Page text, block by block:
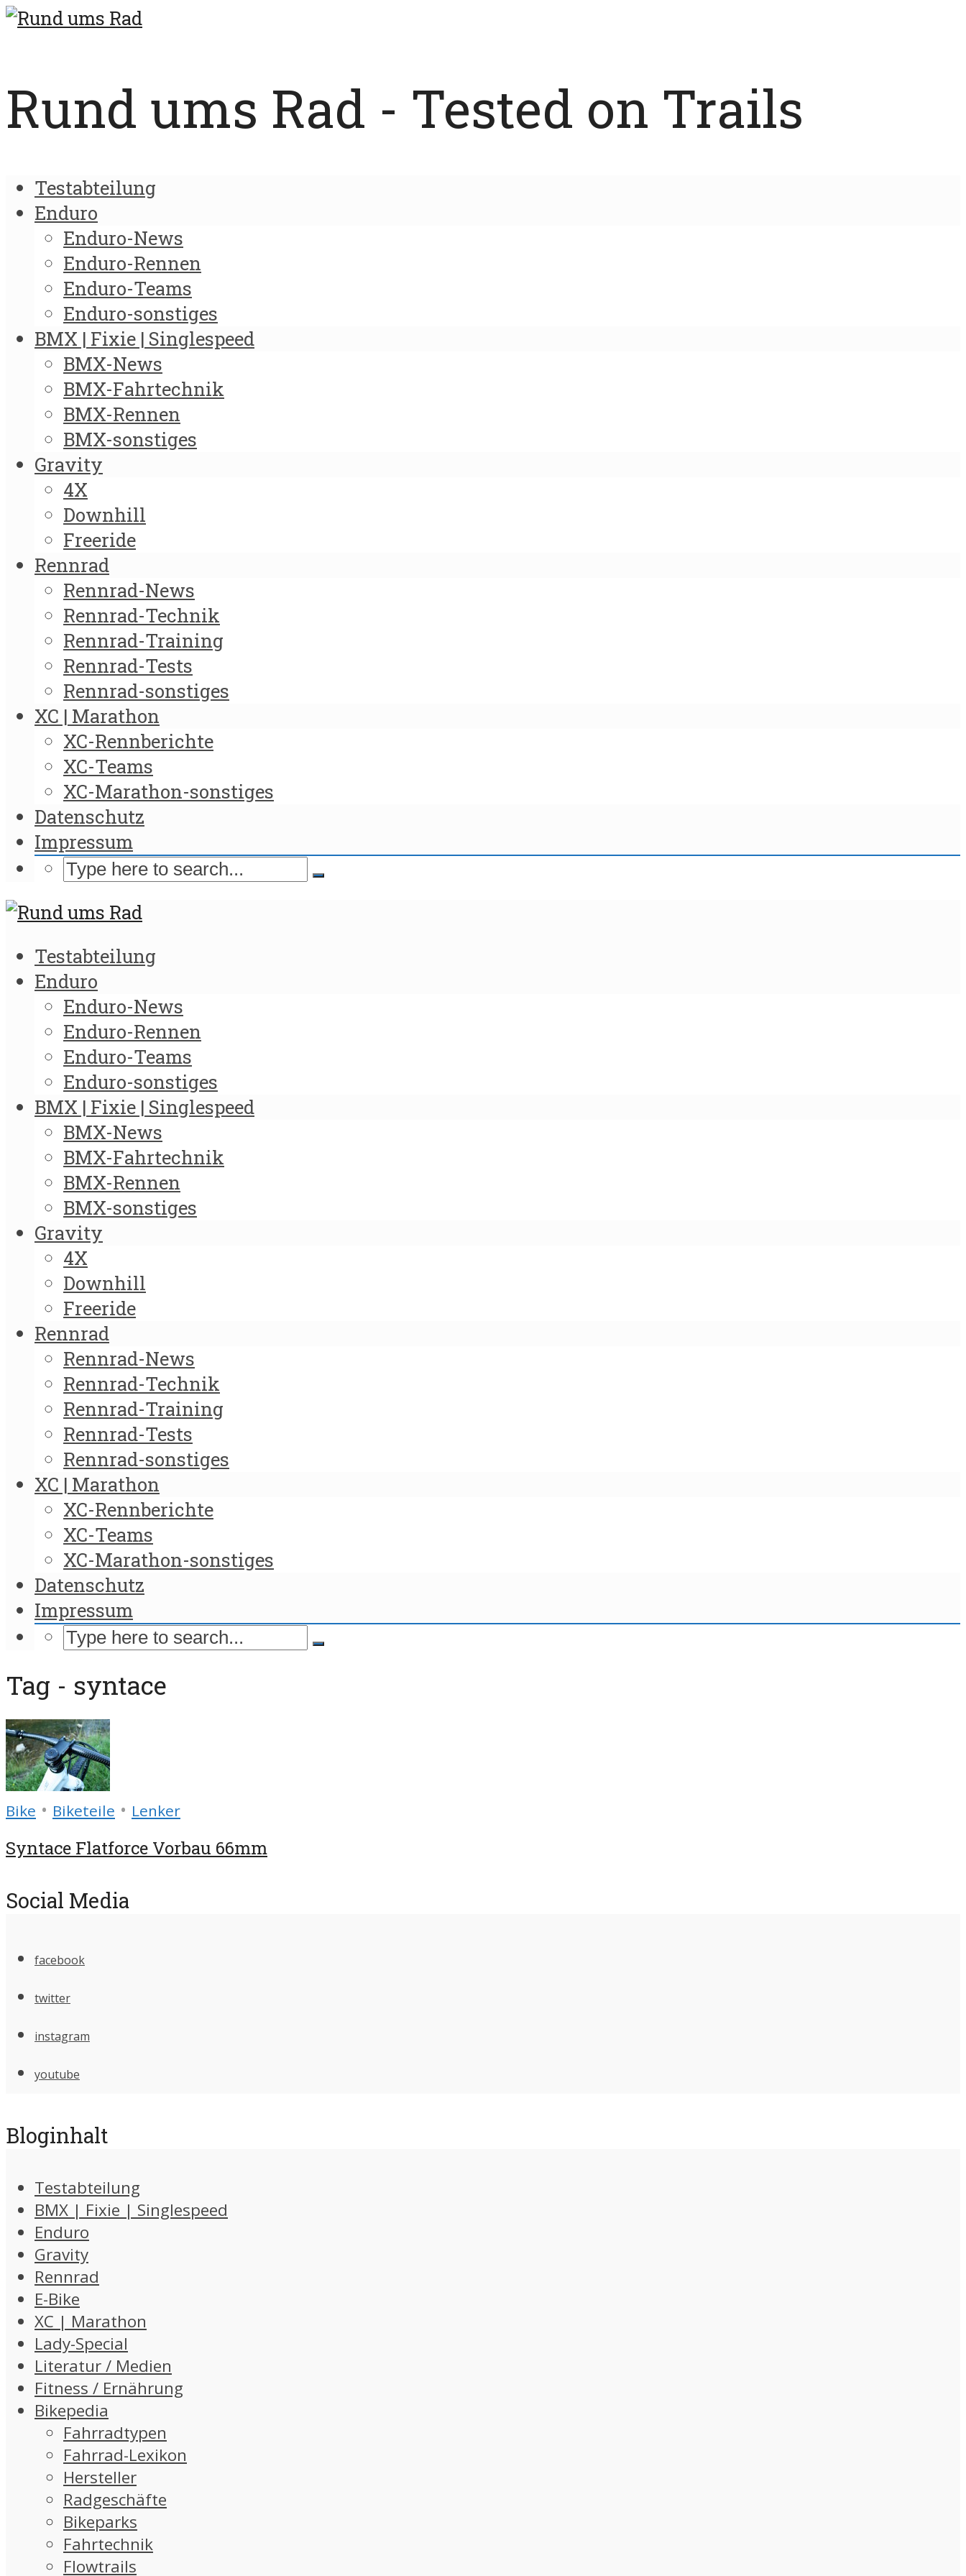
Rund ums Rad - Tested on Trails
Testabteilung
Enduro
Enduro-News
Enduro-Rennen
Enduro-Teams
Enduro-sonstiges
BMX | Fixie | Singlespeed
BMX-News
BMX-Fahrtechnik
BMX-Rennen
BMX-sonstiges
Gravity
4X
Downhill
Freeride
Rennrad
Rennrad-News
Rennrad-Technik
Rennrad-Training
Rennrad-Tests
Rennrad-sonstiges
XC | Marathon
XC-Rennberichte
XC-Teams
XC-Marathon-sonstiges
Datenschutz
Impressum
Testabteilung
Enduro
Enduro-News
Enduro-Rennen
Enduro-Teams
Enduro-sonstiges
BMX | Fixie | Singlespeed
BMX-News
BMX-Fahrtechnik
BMX-Rennen
BMX-sonstiges
Gravity
4X
Downhill
Freeride
Rennrad
Rennrad-News
Rennrad-Technik
Rennrad-Training
Rennrad-Tests
Rennrad-sonstiges
XC | Marathon
XC-Rennberichte
XC-Teams
XC-Marathon-sonstiges
Datenschutz
Impressum
Tag - syntace
Bike • Biketeile • Lenker
Syntace Flatforce Vorbau 66mm
Social Media
facebook
twitter
instagram
youtube
Bloginhalt
Testabteilung
BMX | Fixie | Singlespeed
Enduro
Gravity
Rennrad
E-Bike
XC | Marathon
Lady-Special
Literatur / Medien
Fitness / Ernährung
Bikepedia
Fahrradtypen
Fahrrad-Lexikon
Hersteller
Radgeschäfte
Bikeparks
Fahrtechnik
Flowtrails